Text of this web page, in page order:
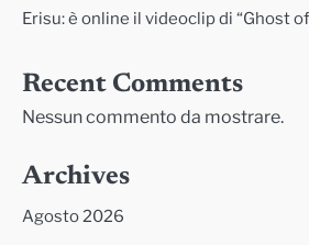
Erisu: è online il videoclip di “Ghost
Recent Comments
Nessun commento da mostrare.
Archives
Agosto 2026